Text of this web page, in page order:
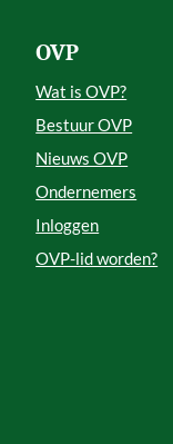
OVP
Wat is OVP?
Bestuur OVP
Nieuws OVP
Ondernemers
Inloggen
OVP-lid worden?